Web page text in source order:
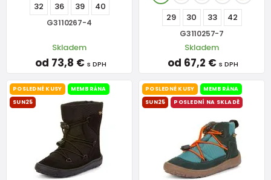
32 36 39 40
G3110267-4
Skladem
od 73,8 € s DPH
29 30 33 42
G3110257-7
Skladem
od 67,2 € s DPH
POSLEDNÉ KUSY
MEMBRÁNA
SUN25
POSLEDNÉ KUSY
MEMBRÁNA
SUN25
POSLEDNÍ NA SKLADĚ